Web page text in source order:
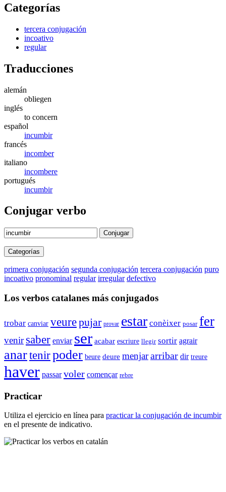
Categorías
tercera conjugación
incoativo
regular
Traducciones
alemán
obliegen
inglés
to concern
español
incumbir
francés
incomber
italiano
incombere
portugués
incumbir
Conjugar verbo
Conjugar
Categorías
primera conjugación segunda conjugación tercera conjugación puro
incoativo pronominal regular irregular defectivo
Los verbos catalanes más conjugados
trobar canviar veurepujar provar estar conèixer posar fer
venir saber enviar ser acabar escriure llegir sortir agrair
anartenirpoder beure deure menjararribar dir treure
haver passar voler començar rebre
Practicar
Utiliza el ejercicio en línea para practicar la conjugación de incumbir
en el presente de indicativo.